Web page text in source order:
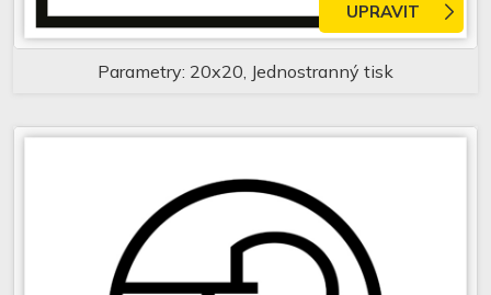
Parametry: 20x20, Jednostranný tisk
UPRAVIT